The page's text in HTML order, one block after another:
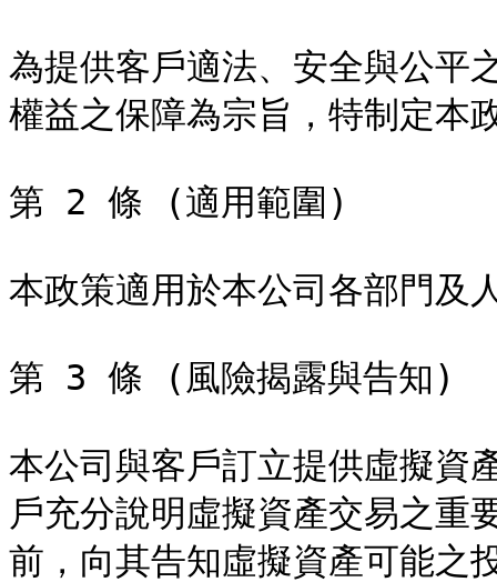
為提供客戶適法、安全與公平
權益之保障為宗旨，特制定本
第 2 條 (適用範圍)
本政策適用於本公司各部門及
第 3 條 (風險揭露與告知)
本公司與客戶訂立提供虛擬資
戶充分說明虛擬資產交易之重
前，向其告知虛擬資產可能之